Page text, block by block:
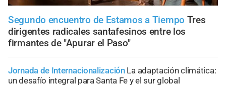
Segundo encuentro de Estamos a Tiempo Tres
dirigentes radicales santafesinos entre los
firmantes de "Apurar el Paso"
Jornada de Internacionalización La adaptación climática:
un desafío integral para Santa Fe y el sur global